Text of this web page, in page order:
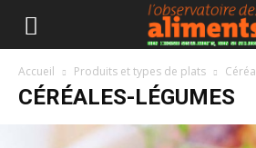
Accueil Produits et types de plats
CÉRÉALES-LÉGUMES